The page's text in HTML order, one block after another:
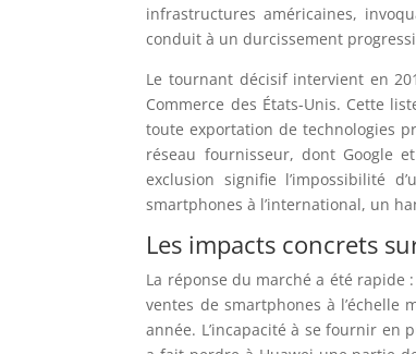
infrastructures américaines,
conduit à un durcissement
Le tournant décisif intervient en
Commerce des États-Unis. Cette
toute exportation de technologies
réseau fournisseur, dont Google
exclusion signifie l’impossibilité
smartphones à l’international, un
Les impacts concrets
La réponse du marché a été
ventes de smartphones à
année. L’incapacité à se fournir en